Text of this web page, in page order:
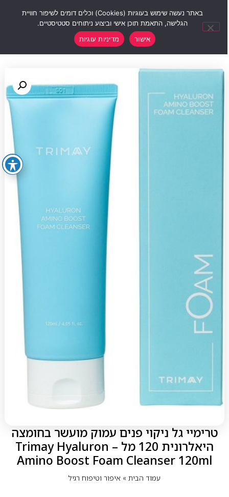
טרימיי גל ניקוי פנים עמוק מועשר בחומצה
היאלרונית 120 מל – Trimay Hyaluron
Amino Boost Foam Cleanser 120ml
עמוד הבית» איפור וטיפוח רגיל
באתר נעשה שימוש בעוגיות (Cookies) וכלים דומים לשיפור חוויית
הגלישה, התאמת תוכן אישי וביצוע ניתוחים סטטיסטיים.
אישור
מדיניות עוגיות